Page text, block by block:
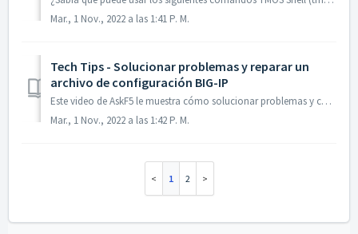
Mar., 1 Nov., 2022 a las 1:41 P. M.
Tech Tips - Solucionar problemas y reparar un
archivo de configuración BIG-IP
Este video de AskF5 le muestra cómo solucionar problemas y corregir un archivo de configuración cuando la configuración de BIG-IP no se carga. Puede apo...
Mar., 1 Nov., 2022 a las 1:42 P. M.
1 2